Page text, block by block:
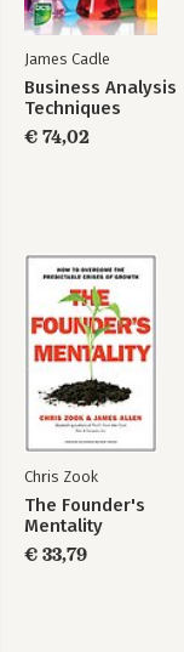
James Cadle
Business Analysis
Techniques
€ 74,02
Chris Zook
The Founder's
Mentality
€ 33,79